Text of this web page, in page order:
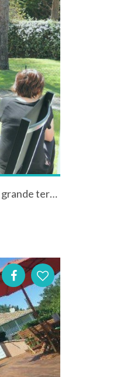
Moliets plage - Appartement standing - 5 à 6 pers - rdc avec grande terrasse -